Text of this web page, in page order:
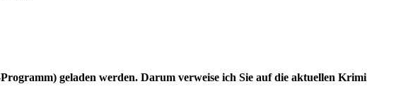
geladen werden. Darum verweise ich Sie auf die aktuellen Krimi